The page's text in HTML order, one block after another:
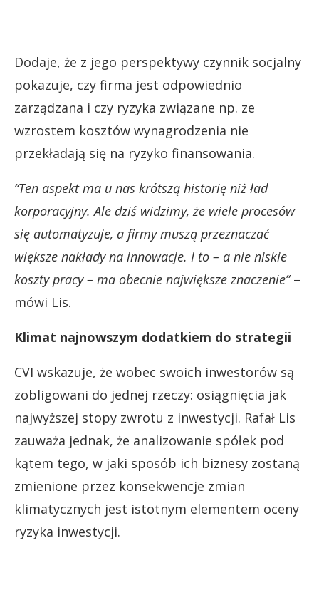
Dodaje, że z jego perspektywy czynnik socjalny
pokazuje, czy firma jest odpowiednio
zarządzana i czy ryzyka związane np. ze
wzrostem kosztów wynagrodzenia nie
przekładają się na ryzyko finansowania.
“Ten aspekt ma u nas krótszą historię niż ład
korporacyjny. Ale dziś widzimy, że wiele procesów
się automatyzuje, a firmy muszą przeznaczać
większe nakłady na innowacje. I to – a nie niskie
koszty pracy – ma obecnie największe znaczenie”–
mówi Lis.
Klimat najnowszym dodatkiem do strategii
CVI wskazuje, że wobec swoich inwestorów są
zobligowani do jednej rzeczy: osiągnięcia jak
najwyższej stopy zwrotu z inwestycji. Rafał Lis
zauważa jednak, że analizowanie spółek pod
kątem tego, w jaki sposób ich biznesy zostaną
zmienione przez konsekwencje zmian
klimatycznych jest istotnym elementem oceny
ryzyka inwestycji.